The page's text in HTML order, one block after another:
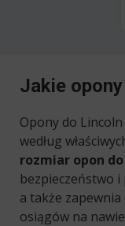
Jakie
Opony do
według
rozmiar opon
bezpieczeństwo
a także
osiągów na